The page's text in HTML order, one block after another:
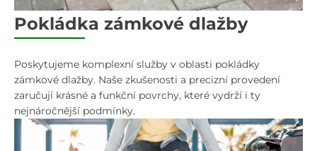
Pokládka zámkové dlažby
Poskytujeme komplexní služby v oblasti pokládky
zámkové dlažby. Naše zkušenosti a precizní provedení
zaručují krásné a funkční povrchy, které vydrží i ty
nejnáročnější podmínky.